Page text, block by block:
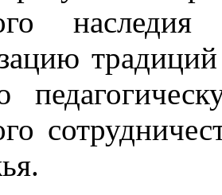
традиций